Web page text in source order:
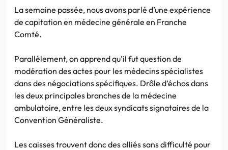
La semaine passée, nous avons parlé d’une expérience
de capitation en médecine générale en Franche
Comté.
Parallèlement, on apprend qu’il fut question de
modération des actes pour les médecins spécialistes
dans des négociations spécifiques. Drôle d’échos dans
les deux principales branches de la médecine
ambulatoire, entre les deux syndicats signataires de la
Convention Généraliste.
Les caisses trouvent donc des alliés sans difficulté pour